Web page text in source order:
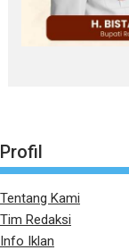
Profil
Tentang Kami
Tim Redaksi
Info Iklan